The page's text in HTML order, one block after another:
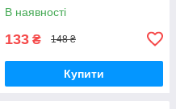
В наявності
133 ₴ 148 ₴
Купити